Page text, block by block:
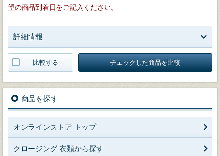
望の商品到着日をご記入ください。
詳細情報
比較する チェックした商品を比較
商品を探す
オンラインストア トップ
クロージング 衣類から探す